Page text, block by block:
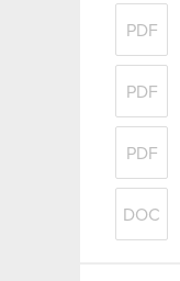
PDF
PDF
PDF
DOC